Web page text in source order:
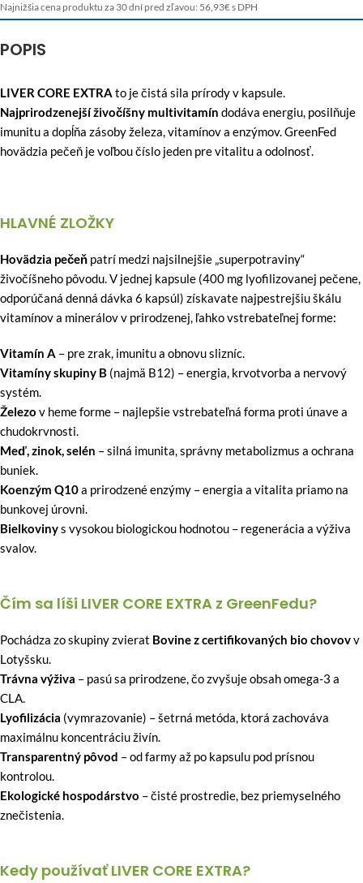
Najnižšia cena produktu za 30 dní pred zľavou: 56,93€s DPH
POPIS
LIVER CORE EXTRA to je čistá sila prírody v kapsule.
Najprirodzenejší živočíšny multivitamín dodáva energiu, posilňuje
imunitu a dopĺňa zásoby železa, vitamínov a enzýmov. GreenFed
hovädzia pečeň je voľbou číslo jeden pre vitalitu a odolnosť.
HLAVNÉ ZLOŽKY
Hovädzia pečeň patrí medzi najsilnejšie „superpotraviny“
živočíšneho pôvodu. V jednej kapsule (400 mg lyofilizovanej pečene,
odporúčaná denná dávka 6 kapsúl) získavate najpestrejšiu škálu
vitamínov a minerálov v prirodzenej, ľahko vstrebateľnej forme:
Vitamín A – pre zrak, imunitu a obnovu slizníc.
Vitamíny skupiny B (najmä B12) – energia, krvotvorba a nervový
systém.
Železo v heme forme – najlepšie vstrebateľná forma proti únave a
chudokrvnosti.
Meď, zinok, selén – silná imunita, správny metabolizmus a ochrana
buniek.
Koenzým Q10a prirodzené enzýmy – energia a vitalita priamo na
bunkovej úrovni.
Bielkovinys vysokou biologickou hodnotou – regenerácia a výživa
svalov.
Čím sa líši LIVER CORE EXTRA z GreenFedu?
Pochádza zo skupiny zvierat Bovine z certifikovaných bio chovovv
Lotyšsku.
Trávna výživa – pasú sa prirodzene, čo zvyšuje obsah omega-3 a
CLA.
Lyofilizácia (vymrazovanie) – šetrná metóda, ktorá zachováva
maximálnu koncentráciu živín.
Transparentný pôvod – od farmy až po kapsulu pod prísnou
kontrolou.
Ekologické hospodárstvo – čisté prostredie, bez priemyselného
znečistenia.
Kedy používať LIVER CORE EXTRA?